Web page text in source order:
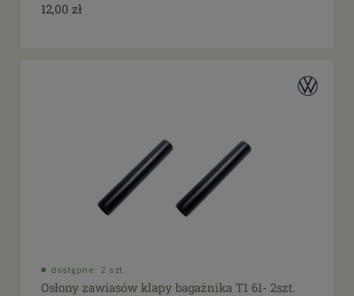
12,00 zł
dostępne: 2 szt.
Osłony zawiasów klapy bagażnika T1 61- 2szt.